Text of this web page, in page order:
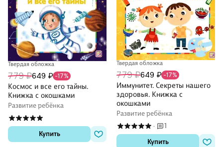
Твердая обложка
779 ₽649 ₽ -17%
Космос и все его тайны.
Книжка с окошками
Развитие ребёнка
Купить
Твердая обложка
779 ₽649 ₽ -17%
Иммунитет. Секреты нашего
здоровья. Книжка с
окошками
Развитие ребёнка
·
1
Купить